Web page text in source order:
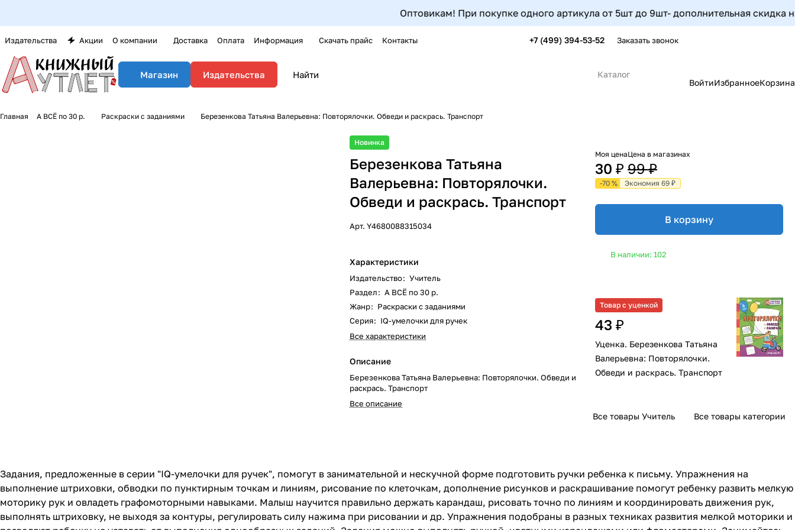
Оптовикам! При покупке одного артикула от 5шт до 9шт- дополнительная скидка на
Издательства Акции О компании Доставка Оплата Информация Скачать прайс Контакты +7 (499) 394-53-52 Заказать звонок
Магазин Издательства
Каталог
ВойтиИзбранноеКорзина
Главная А ВСЁ по 30 р. Раскраски с заданиями Березенкова Татьяна Валерьевна: Повторялочки. Обведи и раскрась. Транспорт
Новинка
Березенкова Татьяна
Валерьевна: Повторялочки.
Обведи и раскрась. Транспорт
Арт.Y4680088315034
Характеристики
Издательство: Учитель
Раздел: А ВСЁ по 30 р.
Жанр: Раскраски с заданиями
Серия: IQ-умелочки для ручек
Все характеристики
Описание
Березенкова Татьяна Валерьевна: Повторялочки. Обведи и
раскрась. Транспорт
Все описание
Моя цена
30 ₽
Цена в магазинах
99 ₽
-70 % Экономия 69 ₽
В корзину
В наличии: 102
Товар с уценкой
43 ₽
Уценка. Березенкова Татьяна
Валерьевна: Повторялочки.
Обведи и раскрась. Транспорт
Все товары Учитель Все товары категории
Задания, предложенные в серии "IQ-умелочки для ручек", помогут в занимательной и нескучной форме подготовить ручки ребенка к письму. Упражнения на
выполнение штриховки, обводки по пунктирным точкам и линиям, рисование по клеточкам, дополнение рисунков и раскрашивание помогут ребенку развить мелкую
моторику рук и овладеть графомоторными навыками. Малыш научится правильно держать карандаш, рисовать точно по линиям и координировать движения рук,
выполнять штриховку, не выходя за контуры, регулировать силу нажима при рисовании и др. Упражнения подобраны в разных техниках развития мелкой моторики и